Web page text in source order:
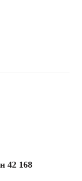
42 168